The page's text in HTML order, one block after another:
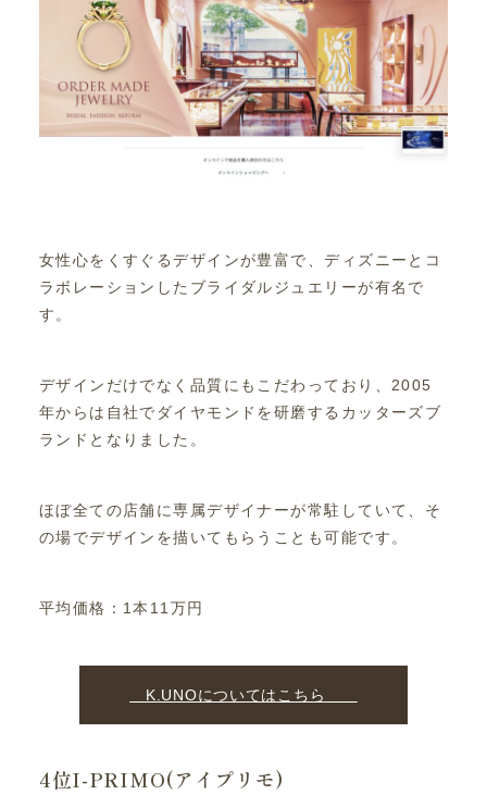
女性心をくすぐるデザインが豊富で、ディズニーとコ
ラボレーションしたブライダルジュエリーが有名で
す。
デザインだけでなく品質にもこだわっており、2005
年からは自社でダイヤモンドを研磨するカッターズブ
ランドとなりました。
ほぼ全ての店舗に専属デザイナーが常駐していて、そ
の場でデザインを描いてもらうことも可能です。
平均価格：1本11万円
K.UNOについてはこちら
4位I-PRIMO(アイプリモ)